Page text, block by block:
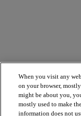
When you visit any
on your browser,
might be about you,
mostly used to make
information does not